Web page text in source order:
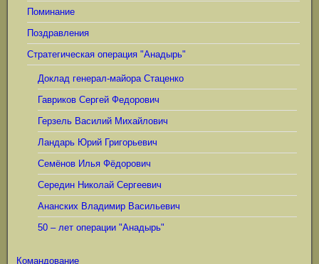
Поминание
Поздравления
Стратегическая операция "Анадырь"
Доклад генерал-майора Стаценко
Гавриков Сергей Федорович
Герзель Василий Михайлович
Ландарь Юрий Григорьевич
Семёнов Илья Фёдорович
Середин Николай Сергеевич
Ананских Владимир Васильевич
50 – лет операции "Анадырь"
Командование